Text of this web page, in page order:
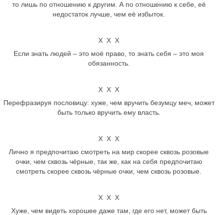
то лишь по отношению к другим. А по отношению к себе, её
недостаток лучше, чем её избыток.
Х Х Х
Если знать людей – это моё право, то знать себя – это моя
обязанность.
Х Х Х
Перефразируя пословицу: хуже, чем вручить безумцу меч, может
быть только вручить ему власть.
Х Х Х
Лично я предпочитаю смотреть на мир скорее сквозь розовые
очки, чем сквозь чёрные, так же, как на себя предпочитаю
смотреть скорее сквозь чёрные очки, чем сквозь розовые.
Х Х Х
Хуже, чем видеть хорошее даже там, где его нет, может быть